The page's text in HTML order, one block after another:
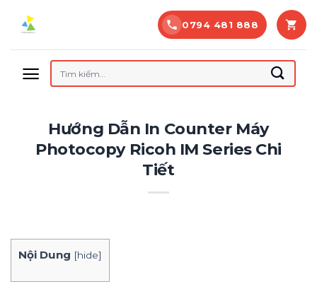
0794 481 888
Tìm
kiếm:
Hướng Dẫn In Counter Máy
Photocopy Ricoh IM Series Chi
Tiết
Nội Dung [hide]